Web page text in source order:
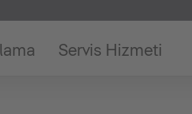
Servis Hizmeti